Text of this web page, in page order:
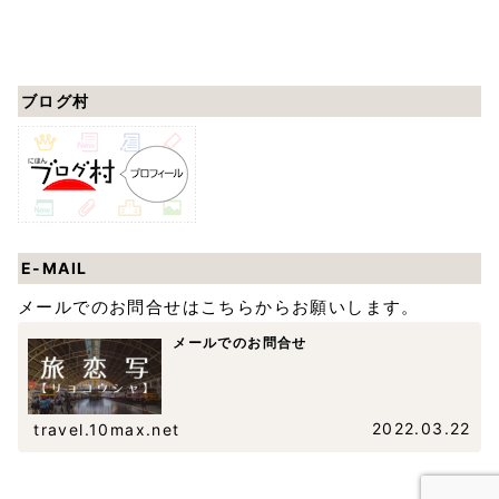
ブログ村
E-MAIL
メールでのお問合せはこちらからお願いします。
メールでのお問合せ
travel.10max.net 2022.03.22